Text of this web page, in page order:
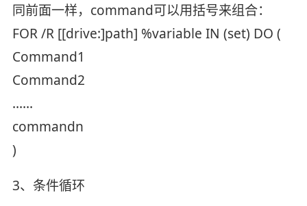
同前面一样，command可以用括号来组合：
FOR /R [[drive:]path] %variable IN (set) DO (
Command1
Command2
……
commandn
)
3、条件循环